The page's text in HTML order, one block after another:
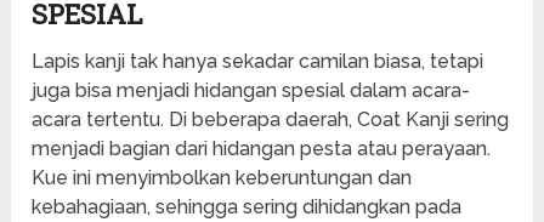
SPESIAL
Lapis kanji tak hanya sekadar camilan biasa, tetapi
juga bisa menjadi hidangan spesial dalam acara-
acara tertentu. Di beberapa daerah, Coat Kanji sering
menjadi bagian dari hidangan pesta atau perayaan.
Kue ini menyimbolkan keberuntungan dan
kebahagiaan, sehingga sering dihidangkan pada